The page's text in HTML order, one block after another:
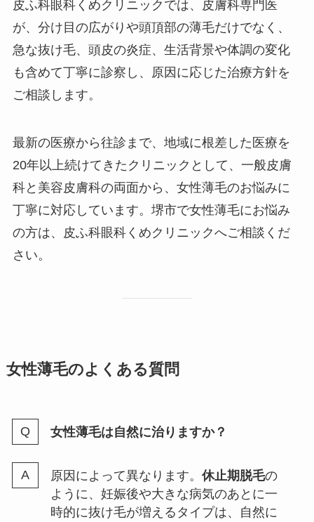
皮ふ科眼科くめクリニックでは、皮膚科専門医
が、分け目の広がりや頭頂部の薄毛だけでなく、
急な抜け毛、頭皮の炎症、生活背景や体調の変化
も含めて丁寧に診察し、原因に応じた治療方針を
ご相談します。
最新の医療から往診まで、地域に根差した医療を
20年以上続けてきたクリニックとして、一般皮膚
科と美容皮膚科の両面から、女性薄毛のお悩みに
丁寧に対応しています。堺市で女性薄毛にお悩み
の方は、皮ふ科眼科くめクリニックへご相談くだ
さい。
女性薄毛のよくある質問
女性薄毛は自然に治りますか？
原因によって異なります。 休止期脱毛の
ように、妊娠後や大きな病気のあとに一
時的に抜け毛が増えるタイプは、自然に